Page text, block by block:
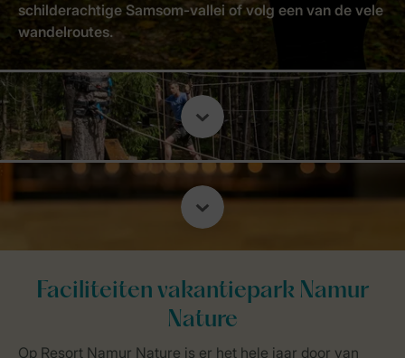
schilderachtige Samsom-vallei of volg een van de vele
wandelroutes.
Faciliteiten vakantiepark Namur
Nature
Op Resort Namur Nature is er het hele jaar door van